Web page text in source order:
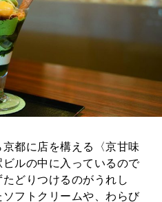
都に店を構える〈京甘味
ルの中に入っているので
どりつけるのがうれし
フトクリームや、わらび